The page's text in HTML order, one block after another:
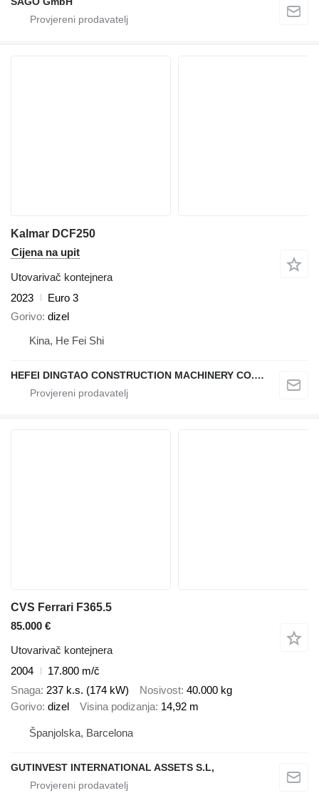
Kalmar DCF250
Cijena na upit
Utovarivač kontejnera
2023
Euro 3
Gorivo dizel
Kina, He Fei Shi
HEFEI DINGTAO CONSTRUCTION MACHINERY CO., LIMITED
CVS Ferrari F365.5
85.000 €
Utovarivač kontejnera
2004
17.800 m/č
Snaga 237 k.s. (174 kW) Nosivost 40.000 kg
Gorivo dizel Visina podizanja 14,92 m
Španjolska, Barcelona
GUTINVEST INTERNATIONAL ASSETS S.L,